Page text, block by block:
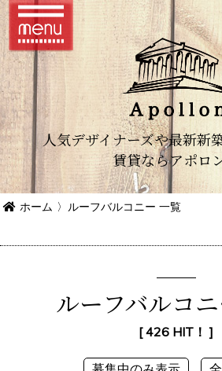
人気デザイナーズや最新新
賃貸ならアポロ
ホーム 〉 ルーフバルコニー 一覧
ルーフバルコ
[ 426 HIT！ ]